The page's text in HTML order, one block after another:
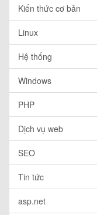
Kiến thức cơ bản
Linux
Hệ thống
Windows
PHP
Dịch vụ web
SEO
Tin tức
asp.net